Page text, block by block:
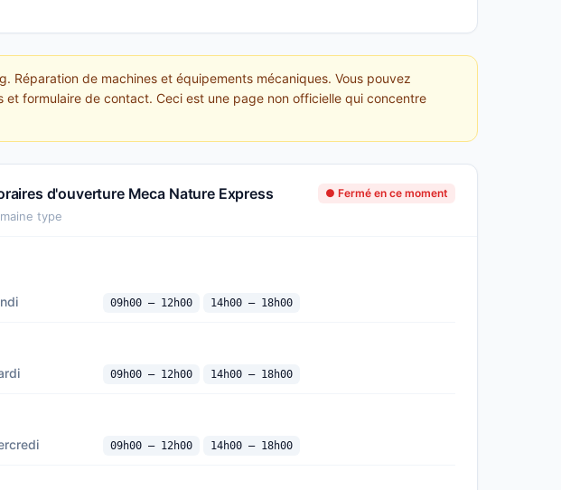
Réparation de machines et équipements mécaniques. Vous pouvez
formulaire de contact. Ceci est une page non officielle qui concentre
d'ouverture Meca Nature Express ● Fermé en ce moment
type
09h00 — 12h00 14h00 — 18h00
09h00 — 12h00 14h00 — 18h00
09h00 — 12h00 14h00 — 18h00